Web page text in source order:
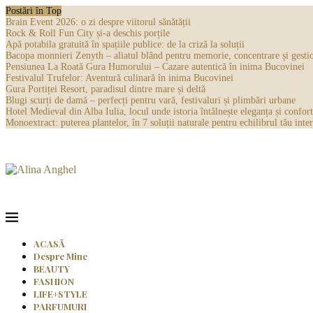
Postări în Top
Brain Event 2026: o zi despre viitorul sănătății
Rock & Roll Fun City și-a deschis porțile
Apă potabila gratuită în spațiile publice: de la criză la soluții
Bacopa monnieri Zenyth – aliatul blând pentru memorie, concentrare și
Pensiunea La Roată Gura Humorului – Cazare autentică în inima Bucovinei
Festivalul Trufelor: Aventură culinară în inima Bucovinei
Gura Portiței Resort, paradisul dintre mare și deltă
Blugi scurți de damă – perfecți pentru vară, festivaluri și plimbări urbane
Hotel Medieval din Alba Iulia, locul unde istoria întâlnește eleganța și
Monoextract: puterea plantelor, în 7 soluții naturale pentru echilibrul tău
ACASĂ
Despre Mine
BEAUTY
FASHION
LIFE+STYLE
PARFUMURI